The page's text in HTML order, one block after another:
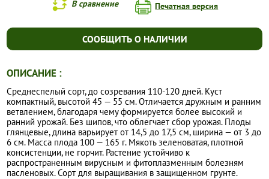
В сравнение Печатная версия
СООБЩИТЬ О НАЛИЧИИ
ОПИСАНИЕ :
Среднеспелый сорт, до созревания 110-120 дней. Куст
компактный, высотой 45 — 55 см. Отличается дружным и ранним
ветвлением, благодаря чему формируется более высокий и
ранний урожай. Без шипов, что облегчает сбор урожая. Плоды
глянцевые, длина варьирует от 14,5 до 17,5 см, ширина — от 3 до
6 см. Масса плода 100 — 165 г. Мякоть зеленоватая, плотной
консистенции, не горчит. Растение устойчиво к
распространенным вирусным и фитоплазменным болезням
пасленовых. Сорт для выращивания в защищенном грунте.